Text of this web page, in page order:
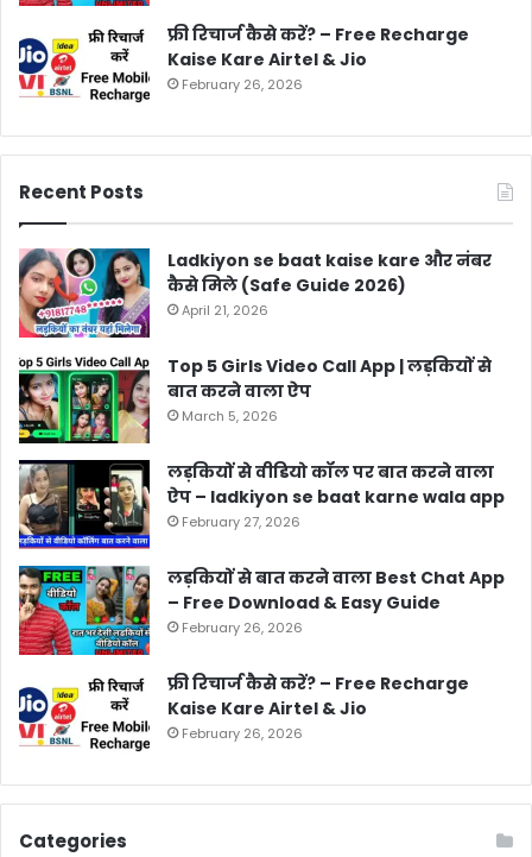
फ्री रिचार्ज कैसे करें? – Free Recharge
Kaise Kare Airtel & Jio
February 26, 2026
Recent Posts
Ladkiyon se baat kaise kare और नंबर
कैसे मिले (Safe Guide 2026)
April 21, 2026
Top 5 Girls Video Call App | लड़कियों से
बात करने वाला ऐप
March 5, 2026
लड़कियों से वीडियो कॉल पर बात करने वाला
ऐप – ladkiyon se baat karne wala app
February 27, 2026
लड़कियों से बात करने वाला Best Chat App
– Free Download & Easy Guide
February 26, 2026
फ्री रिचार्ज कैसे करें? – Free Recharge
Kaise Kare Airtel & Jio
February 26, 2026
Categories